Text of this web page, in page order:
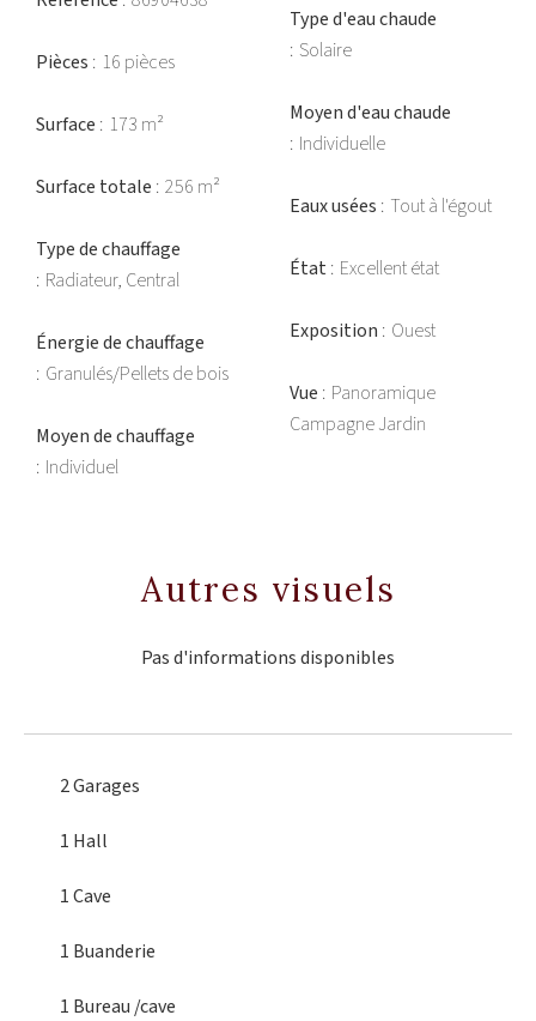
Pièces 16 pièces
Surface 173 m²
Surface totale 256 m²
Type de chauffage
Radiateur, Central
Énergie de chauffage
Granulés/Pellets de bois
Moyen de chauffage
Individuel
Type d'eau chaude
Solaire
Moyen d'eau chaude
Individuelle
Eaux usées Tout à l'égout
État Excellent état
Exposition Ouest
Vue Panoramique
Campagne Jardin
Autres visuels
Pas d'informations disponibles
2 Garages
1 Hall
1 Cave
1 Buanderie
1 Bureau /cave